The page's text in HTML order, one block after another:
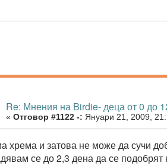
Re: Мнения на Birdie- деца от 0 до
« Отговор #1122 -: Януари 21, 2009,
хрема и затова не може да сучи
се до 2,3 дена да се подобрят